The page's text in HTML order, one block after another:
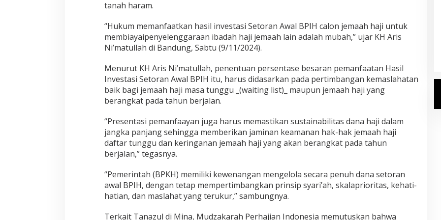
n
s
i
a
tanah haram.
“Hukum memanfaatkan hasil investasi Setoran Awal BPIH calon jemaah haji untuk
membiayaipenyelenggaraan ibadah haji jemaah lain adalah mubah,” ujar KH Aris
Ni’matullah di Bandung, Sabtu (9/11/2024).
Menurut KH Aris Ni’matullah, penentuan persentase besaran pemanfaatan Hasil
Investasi Setoran Awal BPIH itu, harus didasarkan pada pertimbangan kemaslahatan
baik bagi jemaah haji masa tunggu _(waiting list)_ maupun jemaah haji yang
berangkat pada tahun berjalan.
“Presentasi pemanfaayan juga harus memastikan sustainabilitas dana haji dalam
jangka panjang sehingga memberikan jaminan keamanan hak-hak jemaah haji
daftar tunggu dan keringanan jemaah haji yang akan berangkat pada tahun
berjalan,” tegasnya.
“Pemerintah (BPKH) memiliki kewenangan mengelola secara penuh dana setoran
awal BPIH, dengan tetap mempertimbangkan prinsip syari’ah, skalaprioritas, kehati-
hatian, dan maslahat yang terukur,” sambungnya.
Terkait Tanazul di Mina, Mudzakarah Perhajian Indonesia memutuskan bahwa
Kemenhaj Umumkan Daftar
Jemaah Haji 2027